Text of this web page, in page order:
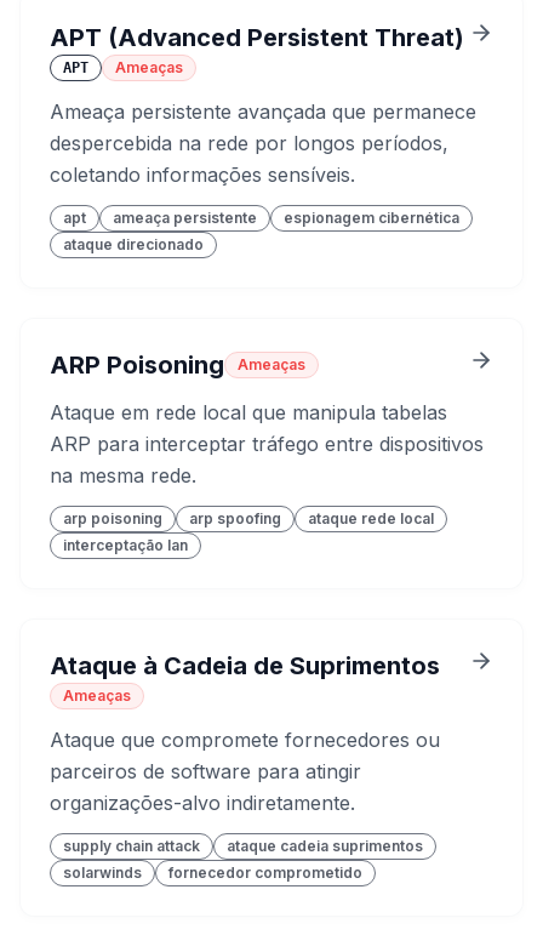
APT (Advanced Persistent Threat)
APT Ameaças
Ameaça persistente avançada que permanece
despercebida na rede por longos períodos,
coletando informações sensíveis.
apt ameaça persistente
espionagem cibernética
ataque direcionado
ARP Poisoning Ameaças
Ataque em rede local que manipula tabelas
ARP para interceptar tráfego entre dispositivos
na mesma rede.
arp poisoning arp spoofing
ataque rede local
interceptação lan
Ataque à Cadeia de Suprimentos
Ameaças
Ataque que compromete fornecedores ou
parceiros de software para atingir
organizações-alvo indiretamente.
supply chain attack
ataque cadeia suprimentos
solarwinds
fornecedor comprometido